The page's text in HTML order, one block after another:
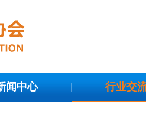
闻中心 行业交